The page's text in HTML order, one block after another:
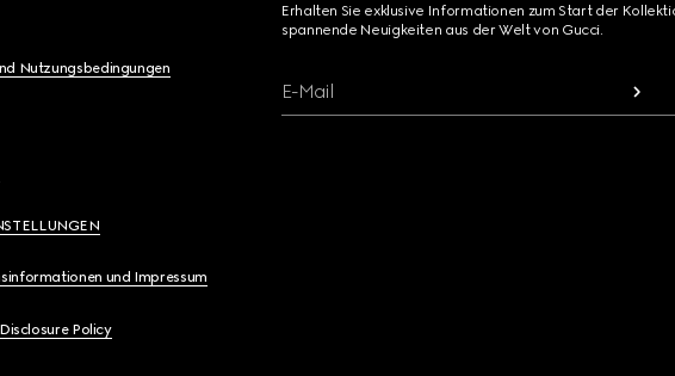
Nutzungsbedingungen
und Impressum
Policy
Erhalten Sie exklusive Informationen zum Start der
spannende Neuigkeiten aus der Welt von Gucci.
E-Mail